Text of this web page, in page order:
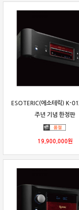
ESOTERIC(에소테릭) K-
주년 기념 한정판
19,900,000원